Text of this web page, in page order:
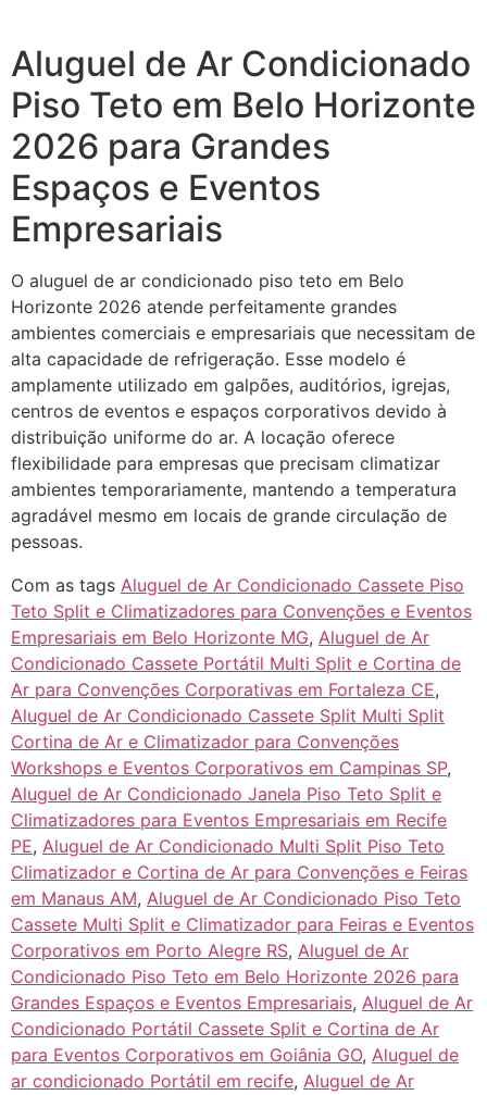
Aluguel de Ar Condicionado
Piso Teto em Belo Horizonte
2026 para Grandes
Espaços e Eventos
Empresariais
O aluguel de ar condicionado piso teto em Belo
Horizonte 2026 atende perfeitamente grandes
ambientes comerciais e empresariais que necessitam de
alta capacidade de refrigeração. Esse modelo é
amplamente utilizado em galpões, auditórios, igrejas,
centros de eventos e espaços corporativos devido à
distribuição uniforme do ar. A locação oferece
flexibilidade para empresas que precisam climatizar
ambientes temporariamente, mantendo a temperatura
agradável mesmo em locais de grande circulação de
pessoas.
Com as tags Aluguel de Ar Condicionado Cassete Piso
Teto Split e Climatizadores para Convenções e Eventos
Empresariais em Belo Horizonte MG, Aluguel de Ar
Condicionado Cassete Portátil Multi Split e Cortina de
Ar para Convenções Corporativas em Fortaleza CE,
Aluguel de Ar Condicionado Cassete Split Multi Split
Cortina de Ar e Climatizador para Convenções
Workshops e Eventos Corporativos em Campinas SP,
Aluguel de Ar Condicionado Janela Piso Teto Split e
Climatizadores para Eventos Empresariais em Recife
PE, Aluguel de Ar Condicionado Multi Split Piso Teto
Climatizador e Cortina de Ar para Convenções e Feiras
em Manaus AM, Aluguel de Ar Condicionado Piso Teto
Cassete Multi Split e Climatizador para Feiras e Eventos
Corporativos em Porto Alegre RS, Aluguel de Ar
Condicionado Piso Teto em Belo Horizonte 2026 para
Grandes Espaços e Eventos Empresariais, Aluguel de Ar
Condicionado Portátil Cassete Split e Cortina de Ar
para Eventos Corporativos em Goiânia GO, Aluguel de
ar condicionado Portátil em recife, Aluguel de Ar